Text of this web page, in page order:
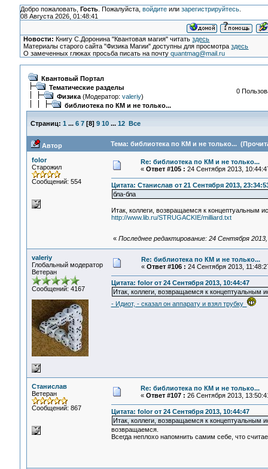
Добро пожаловать, Гость. Пожалуйста, войдитеили зарегистрируйтесь.
08 Августа 2026, 01:48:41
Новости: Книгу С.Доронина "Квантовая магия" читатьздесь
Материалы старого сайта "Физика Магии" доступны для просмотраздесь
О замеченных глюках просьба писать на почтуquantmag@mail.ru
Квантовый Портал
Тематические разделы
Физика(Модератор: valeriy)
библиотека по КМ и не только...
0
Страниц: 1 ... 6 7[8] 9 10 ... 12 Все
Автор Тема: библиотека по КМ и не только...
folor
Старожил
Сообщений: 554
Re: библиотека по КМ и не только...
« Ответ #105 : 24 Сентября 2013,
Цитата: Станислав от 21 Сентября 2013,
бла-бла
Итак, коллеги, возвращаемся к концептуальным
http://www.lib.ru/STRUGACKIE/milliard.txt
« Последнее редактирование: 24 Сентября
valeriy
Глобальный модератор
Ветеран
Сообщений: 4167
Re: библиотека по КМ и не только...
« Ответ #106 : 24 Сентября 2013,
Цитата: folor от 24 Сентября 2013, 10:44:47
Итак, коллеги, возвращаемся к концептуальным
- Идиот, - сказал он аппарату и взял трубку
Станислав
Ветеран
Сообщений: 867
Re: библиотека по КМ и не только...
« Ответ #107 : 26 Сентября 2013,
Цитата: folor от 24 Сентября 2013, 10:44:47
Итак, коллеги, возвращаемся к концептуальным
возвращаемся.
Всегда неплохо напомнить самим себе, что